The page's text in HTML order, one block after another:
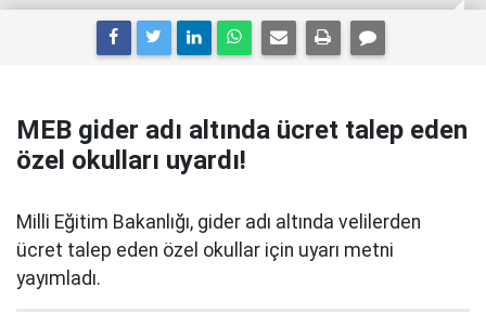
MEB gider adı altında ücret talep eden
özel okulları uyardı!
Milli Eğitim Bakanlığı, gider adı altında velilerden
ücret talep eden özel okullar için uyarı metni
yayımladı.